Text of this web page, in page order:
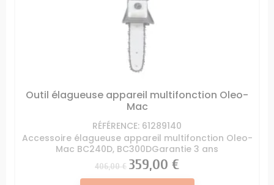
Outil élagueuse appareil multifonction Oleo-
Mac
RÉFÉRENCE: 61289140
Accessoire élagueuse appareil multifonction Oleo-
Mac BC240D, BC300DGarantie 3 ans
Prix
406,00 € Prix
359,00 €